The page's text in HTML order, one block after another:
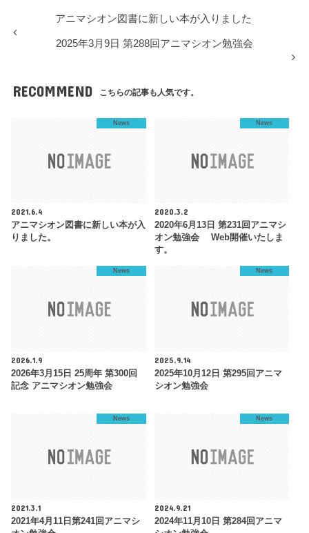
アニマシオン図書に新しい本が入りました
2025年3月9日 第288回アニマシオン勉強会
RECOMMEND こちらの記事も人気です。
News
2021.6.4
アニマシオン図書に新しい本が入
りました。
News
2020.3.2
2020年6月13日 第231回アニマシ
オン勉強会 Web開催いたしま
す。
News
2026.1.9
2026年3月15日 25周年 第300回
記念 アニマシオン勉強会
News
2025.9.14
2025年10月12日 第295回アニマ
シオン勉強会
News
2021.3.1
2021年4月11日第241回アニマシ
News
2024.9.21
2024年11月10日 第284回アニマ